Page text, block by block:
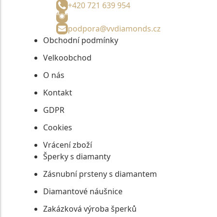
+420 721 639 954
podpora@vvdiamonds.cz
Obchodní podmínky
Velkoobchod
O nás
Kontakt
GDPR
Cookies
Vrácení zboží
Šperky s diamanty
Zásnubní prsteny s diamantem
Diamantové náušnice
Zakázková výroba šperků